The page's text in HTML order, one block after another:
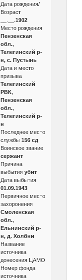
Дата рождения/
Возраст
1902
Место рождения
Пензенская
обл.,
Телегинский р-
н, с. Пустынь
Дата и место
призыва
Телегинский
РВК,
Пензенская
обл.,
Телегинский р-
н
Последнее место
службы 156 сд
Воинское звание
сержант
Причина
выбытия убит
Дата выбытия
01.09.1943
Первичное место
захоронения
Смоленская
обл.,
Ельнинский р-
н, д. Холбни
Название
источника
донесения ЦАМО
Номер фонда
источника